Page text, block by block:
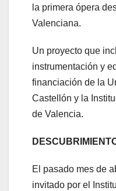
la primera ópera
Valenciana.
Un proyecto que
instrumentación y
financiación de la
Castellón y la
de Valencia.
El pasado mes de
invitado por el